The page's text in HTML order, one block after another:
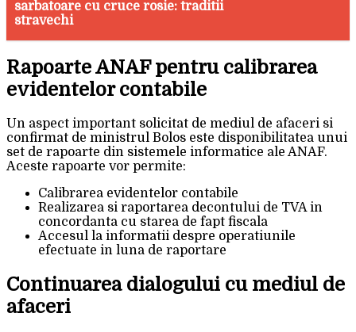
sarbatoare cu cruce rosie: traditii
stravechi
Rapoarte ANAF pentru calibrarea
evidentelor contabile
Un aspect important solicitat de mediul de afaceri si
confirmat de ministrul Bolos este disponibilitatea unui
set de rapoarte din sistemele informatice ale ANAF.
Aceste rapoarte vor permite:
Calibrarea evidentelor contabile
Realizarea si raportarea decontului de TVA in
concordanta cu starea de fapt fiscala
Accesul la informatii despre operatiunile
efectuate in luna de raportare
Continuarea dialogului cu mediul de
afaceri